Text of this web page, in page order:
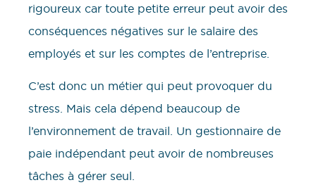
rigoureux car toute petite erreur peut avoir des
conséquences négatives sur le salaire des
employés et sur les comptes de l’entreprise.
C’est donc un métier qui peut provoquer du
stress. Mais cela dépend beaucoup de
l’environnement de travail. Un gestionnaire de
paie indépendant peut avoir de nombreuses
tâches à gérer seul.